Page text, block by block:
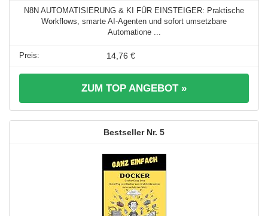
N8N AUTOMATISIERUNG & KI FÜR EINSTEIGER: Praktische
Workflows, smarte AI-Agenten und sofort umsetzbare
Automatione ...
14,76 €
ZUM TOP ANGEBOT »
5